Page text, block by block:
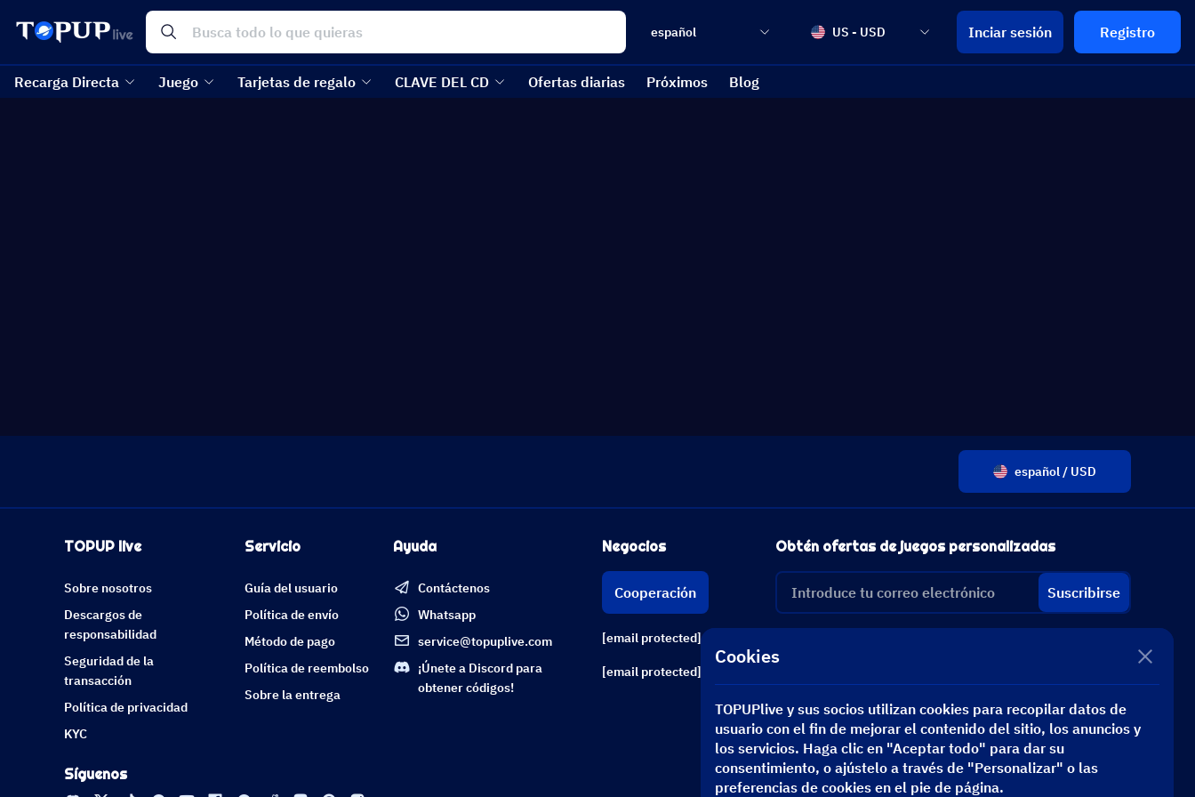
español US - USD Inciar sesión Registro
Recarga Directa Juego Tarjetas de regalo CLAVE DEL CD Ofertas diarias Próximos Blog
español / USD
TOPUP live
Sobre nosotros
Descargos de
responsabilidad
Seguridad de la
transacción
Política de privacidad
KYC
Servicio
Guía del usuario
Política de envío
Método de pago
Política de reembolso
Sobre la entrega
Ayuda
Contáctenos
Whatsapp
service@topuplive.com
¡Únete a Discord para
obtener códigos!
Negocios
Cooperación
[email protected]
[email protected]
Obtén ofertas de juegos personalizadas
Suscribirse
Síguenos
Cookies
TOPUPlive y sus socios utilizan cookies para recopilar datos de
usuario con el fin de mejorar el contenido del sitio, los anuncios y
los servicios. Haga clic en "Aceptar todo" para dar su
consentimiento, o ajústelo a través de "Personalizar" o las
preferencias de cookies en el pie de página.